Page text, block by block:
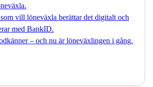
vill löneväxla berättar det digitalt och
med BankID.
– och nu är löneväxlingen i gång.